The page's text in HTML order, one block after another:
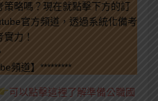
略嗎？現在就點擊下方的訂
官方頻道，透過系統化備考
力！
頻道】*********
可以點擊這裡了解準備公職國